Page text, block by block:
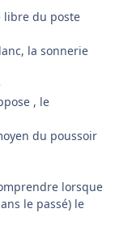
libre du poste
la sonnerie
, le
du poussoir
lorsque
le passé) le